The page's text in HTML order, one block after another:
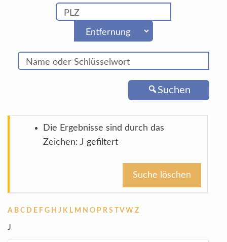
Suchen
Die Ergebnisse sind durch das
Zeichen: J gefiltert
Suche löschen
A B C D E F G H J K L M N O P R S V W Z
J